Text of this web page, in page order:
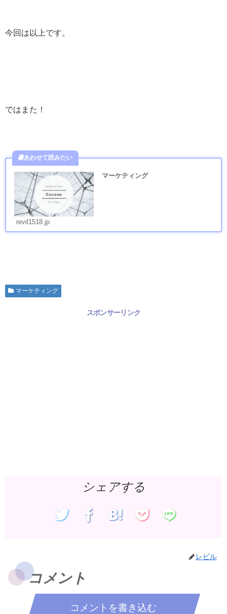
今回は以上です。
ではまた！
マーケティング
revil1518.jp
マーケティング
スポンサーリンク
シェアする
レビル
コメント
コメントを書き込む